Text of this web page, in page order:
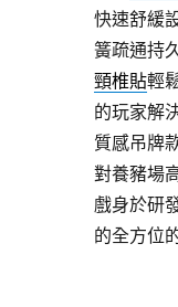
快速舒緩
簧疏通持
頸椎貼輕
的玩家解
質感吊牌
對養豬場
戲身於研
的全方位